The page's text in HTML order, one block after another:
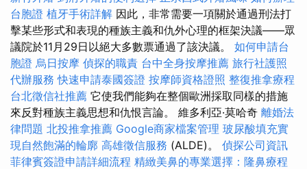
台胞證 植牙手術詳解 因此，非常需要一項關於通過刑法打
擊某些形式和表現的種族主義和仇外心理的框架決議——眾
議院於11月29日以絕大多數票通過了該決議。 如何申請台
胞證 烏日按摩 偵探的職責 台中全身按摩推薦 旅行社護照
代辦服務 快速申請泰國簽證 按摩師資格證照 整復推拿療程
台北徵信社推薦 它使我們能夠在整個歐洲採取同樣的措施
來反對種族主義思想和仇恨言論。 維多利亞·莫哈奇 離婚法
律問題 北投推拿推薦 Google商家檔案管理 玻尿酸填充實
現自然飽滿的輪廓 高雄徵信服務 (ALDE)。 偵探公司資訊
菲律賓簽證申請詳細流程 精緻美鼻的專業選擇：隆鼻療程